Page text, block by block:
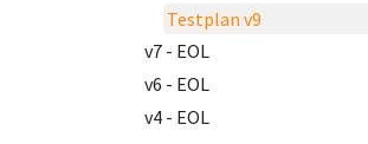
Testplan v9
v7 - EOL
v6 - EOL
v4 - EOL